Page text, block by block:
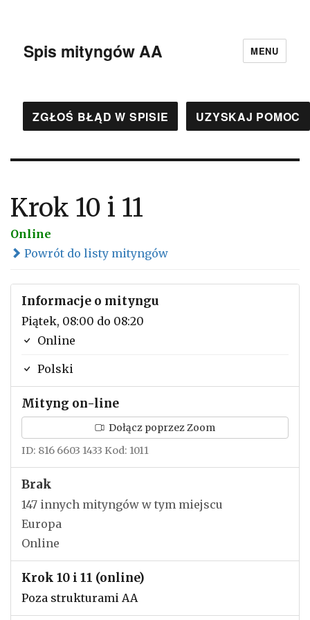
Spis mityngów AA MENU
ZGŁOŚ BŁĄD W SPISIE UZYSKAJ POMOC
Krok 10 i 11
Online
Powrót do listy mityngów
Informacje o mityngu
Piątek, 08:00 do 08:20
Online
Polski
Mityng on-line
Dołącz poprzez Zoom
ID: 816 6603 1433 Kod: 1011
Brak
147 innych mityngów w tym miejscu
Europa
Online
Krok 10 i 11 (online)
Poza strukturami AA